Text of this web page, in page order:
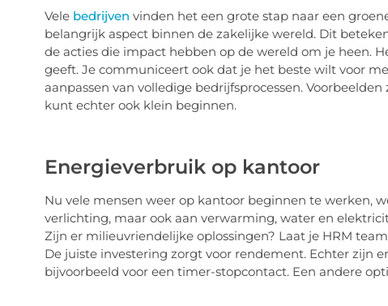
Vele bedrijven vinden het een grote stap naar een
belangrijk aspect binnen de zakelijke wereld. Dit
de acties die impact hebben op de wereld om je heen.
geeft. Je communiceert ook dat je het beste wilt voor
aanpassen van volledige bedrijfsprocessen.
kunt echter ook klein beginnen.
Energieverbruik op kantoor
Nu vele mensen weer op kantoor beginnen te werken,
verlichting, maar ook aan verwarming, water en
Zijn er milieuvriendelijke oplossingen? Laat je HRM
De juiste investering zorgt voor rendement. Echter zijn
bijvoorbeeld voor een timer-stopcontact. Een andere